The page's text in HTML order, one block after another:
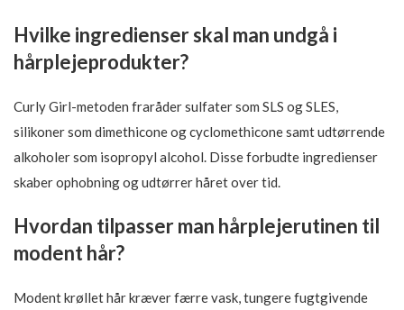
Hvilke ingredienser skal man undgå i
hårplejeprodukter?
Curly Girl-metoden fraråder sulfater som SLS og SLES,
silikoner som dimethicone og cyclomethicone samt udtørrende
alkoholer som isopropyl alcohol. Disse forbudte ingredienser
skaber ophobning og udtørrer håret over tid.
Hvordan tilpasser man hårplejerutinen til
modent hår?
Modent krøllet hår kræver færre vask, tungere fugtgivende